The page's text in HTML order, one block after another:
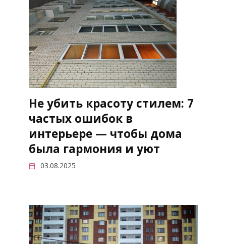
Не убить красоту стилем: 7
частых ошибок в
интерьере — чтобы дома
была гармония и уют
03.08.2025